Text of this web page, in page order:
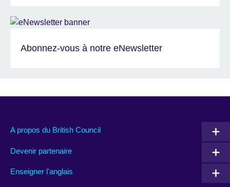
Abonnez-vous à notre eNewsletter
A propos du British Council
Devenir partenaire
Enseigner l'anglais